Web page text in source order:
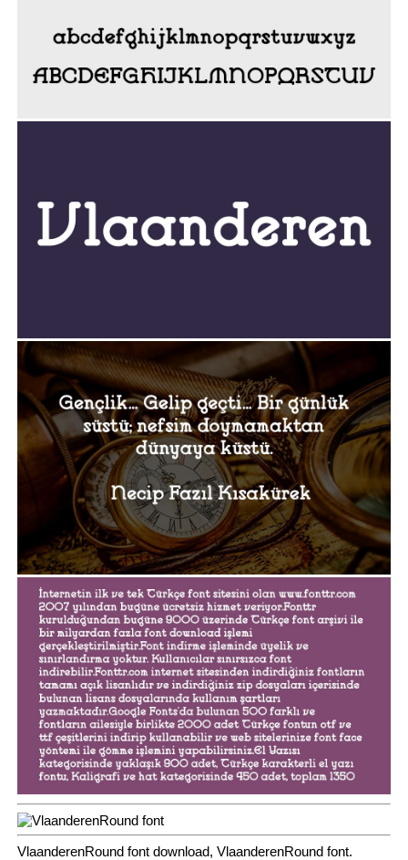
VlaanderenRound font download, VlaanderenRound font.